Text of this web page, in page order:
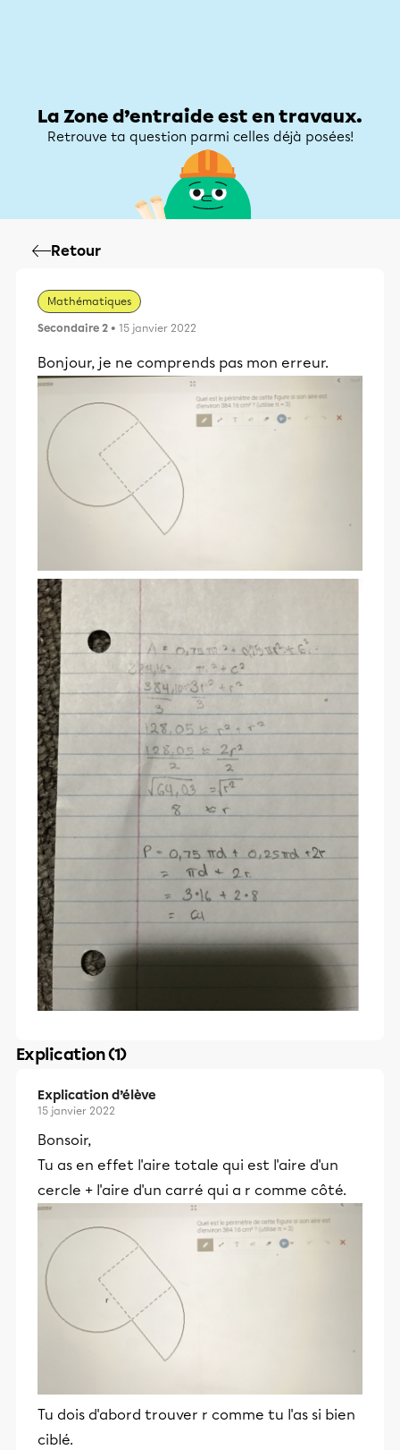
La Zone d’entraide est en travaux.
Retrouve ta question parmi celles déjà posées!
Retour
Mathématiques
Secondaire 2 • 15 janvier 2022
Bonjour, je ne comprends pas mon erreur.
Explication (1)
Explication d’élève
15 janvier 2022
Bonsoir,
Tu as en effet l'aire totale qui est l'aire d'un
cercle + l'aire d'un carré qui a r comme côté.
Tu dois d'abord trouver r comme tu l'as si bien
ciblé.